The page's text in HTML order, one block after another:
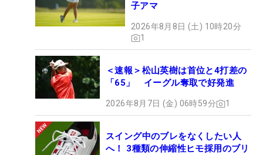
子アマ
2026年8月8日 (土) 10時20分
1
＜速報＞松山英樹は首位と4打差の
「65」 イーグル奪取で好発進
2026年8月7日 (金) 06時59分 1
スイング中のブレをなくしたい人
へ！ 3種類の伸縮性ヒモ採用のブリ